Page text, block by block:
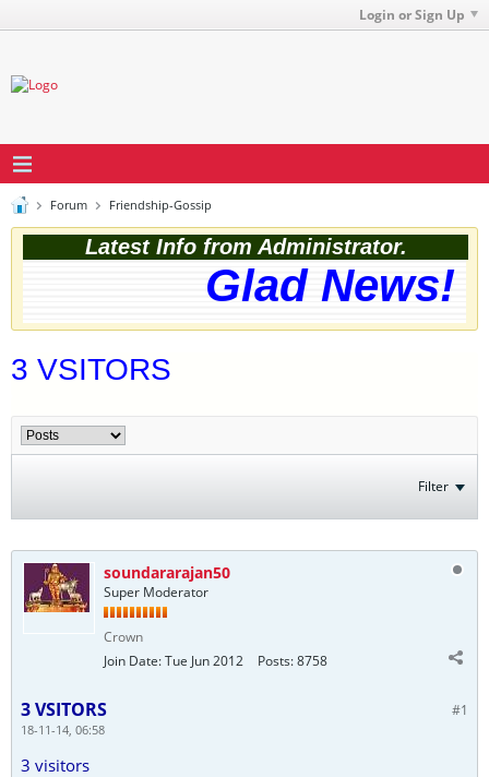
Login or Sign Up
Forum Friendship-Gossip
Latest Info from Administrator.
Glad News!
3 VSITORS
Filter
soundararajan50
Super Moderator
Crown
Join Date:Tue Jun 2012 Posts:8758
#1
3 VSITORS
18-11-14, 06:58
3 visitors